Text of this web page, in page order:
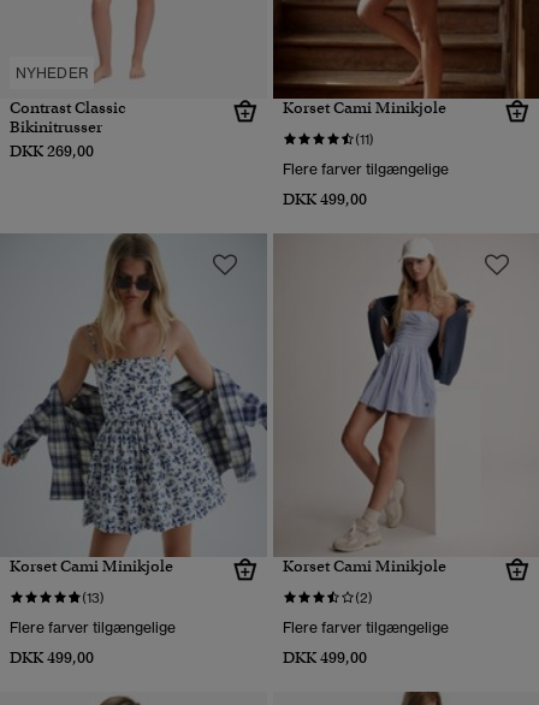
NYHEDER
Contrast Classic
Bikinitrusser
DKK 269,00
Korset Cami Minikjole
(11)
Flere farver tilgængelige
DKK 499,00
Korset Cami Minikjole
(13)
Flere farver tilgængelige
DKK 499,00
Korset Cami Minikjole
(2)
Flere farver tilgængelige
DKK 499,00